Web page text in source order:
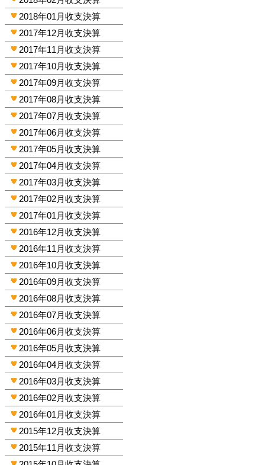
2018年01月收支決算
2017年12月收支決算
2017年11月收支決算
2017年10月收支決算
2017年09月收支決算
2017年08月收支決算
2017年07月收支決算
2017年06月收支決算
2017年05月收支決算
2017年04月收支決算
2017年03月收支決算
2017年02月收支決算
2017年01月收支決算
2016年12月收支決算
2016年11月收支決算
2016年10月收支決算
2016年09月收支決算
2016年08月收支決算
2016年07月收支決算
2016年06月收支決算
2016年05月收支決算
2016年04月收支決算
2016年03月收支決算
2016年02月收支決算
2016年01月收支決算
2015年12月收支決算
2015年11月收支決算